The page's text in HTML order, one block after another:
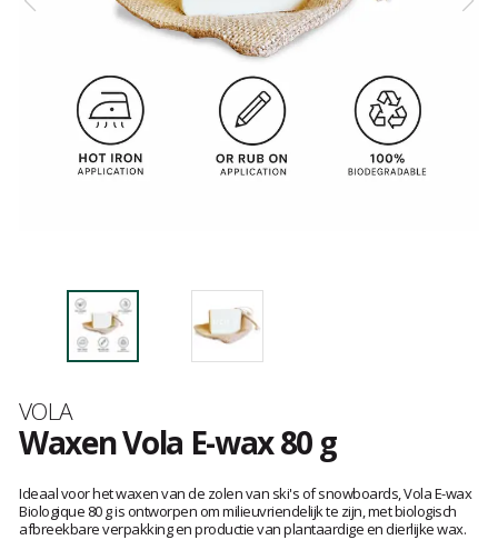
Merk
VOLA
Waxen Vola E-wax 80 g
oordeel
van
klanten
Ideaal voor het waxen van de zolen van ski's of snowboards, Vola E-wax
Biologique 80 g is ontworpen om milieuvriendelijk te zijn, met biologisch
afbreekbare verpakking en productie van plantaardige en dierlijke wax.